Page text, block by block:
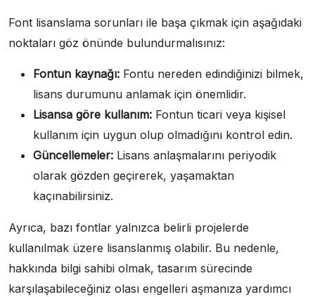
Font lisanslama sorunları ile başa çıkmak için aşağıdaki
noktaları göz önünde bulundurmalısınız:
Fontun kaynağı: Fontu nereden edindiğinizi bilmek,
lisans durumunu anlamak için önemlidir.
Lisansa göre kullanım: Fontun ticari veya kişisel
kullanım için uygun olup olmadığını kontrol edin.
Güncellemeler: Lisans anlaşmalarını periyodik
olarak gözden geçirerek, yaşamaktan
kaçınabilirsiniz.
Ayrıca, bazı fontlar yalnızca belirli projelerde
kullanılmak üzere lisanslanmış olabilir. Bu nedenle,
hakkında bilgi sahibi olmak, tasarım sürecinde
karşılaşabileceğiniz olası engelleri aşmanıza yardımcı